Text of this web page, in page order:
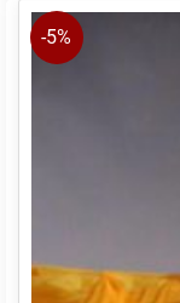
-5%